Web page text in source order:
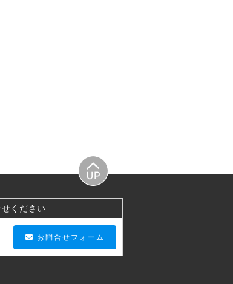
ください
お問合せフォーム